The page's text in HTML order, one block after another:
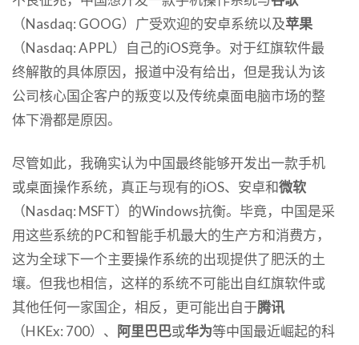
（Nasdaq: GOOG）广受欢迎的安卓系统以及苹果
（Nasdaq: APPL）自己的iOS竞争。对于红旗软件最
终解散的具体原因，报道中没有给出，但是我认为该
公司核心国企客户的叛变以及传统桌面电脑市场的整
体下滑都是原因。
尽管如此，我确实认为中国最终能够开发出一款手机
或桌面操作系统，真正与现有的iOS、安卓和微软
（Nasdaq: MSFT）的Windows抗衡。毕竟，中国是采
用这些系统的PC和智能手机最大的生产方和消费方，
这为全球下一个主要操作系统的出现提供了肥沃的土
壤。但我也相信，这样的系统不可能出自红旗软件或
其他任何一家国企，相反，更可能出自于腾讯
（HKEx: 700）、
阿里巴巴或华为等中国最近崛起的科